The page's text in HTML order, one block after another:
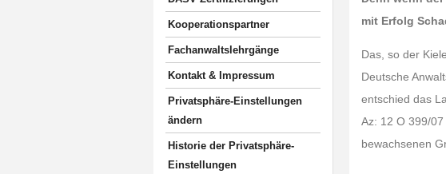
Kooperationspartner
Fachanwaltslehrgänge
Kontakt & Impressum
Privatsphäre-Einstellungen
ändern
Historie der Privatsphäre-
Einstellungen
mit Erfolg
Das, so der
Deutsche
entschied das
Az: 12 O 399/
bewachsenen